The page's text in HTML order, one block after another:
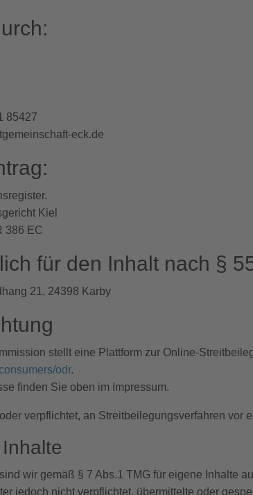
85427
eck.de
Kiel
386 EC
für den Inhalt nach §
21, 24398 Karby
stellt eine Plattform zur Online-
odr.
finden Sie oben im Impressum.
verpflichtet, an Streitbeilegungsverfahren vor
wir gemäß § 7 Abs.1 TMG für eigene Inhalte
jedoch nicht verpflichtet, übermittelte oder